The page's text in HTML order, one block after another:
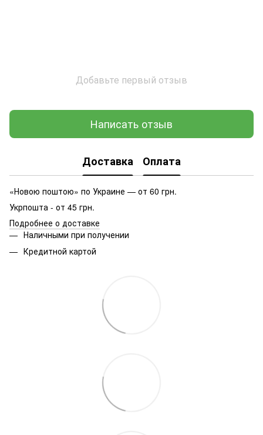
Добавьте первый отзыв
Написать отзыв
Доставка Оплата
«Новою поштою» по Украине — от 60 грн.
Укрпошта - от 45 грн.
Подробнее о доставке
Наличными при получении
Кредитной картой